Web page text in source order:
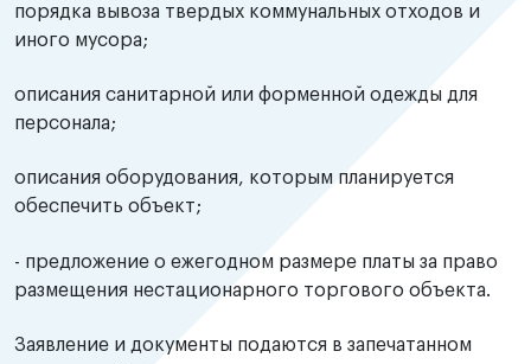
порядка вывоза твердых коммунальных отходов и
иного мусора;
описания санитарной или форменной одежды для
персонала;
описания оборудования, которым планируется
обеспечить объект;
- предложение о ежегодном размере платы за право
размещения нестационарного торгового объекта.
Заявление и документы подаются в запечатанном